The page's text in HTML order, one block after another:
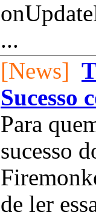
...
[News]
Sucesso
Para
sucesso
de ler